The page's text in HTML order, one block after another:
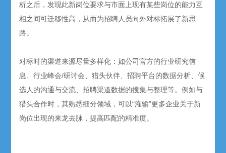
析之后，发现此新岗位要求与市面上现有某些岗位的能力互
相之间可迁移性高，从而为招聘人员向外对标拓展了新思
路。
对标时的渠道来源尽量多样化：如公司官方的行业研究信
息、行业峰会/研讨会、猎头伙伴、招聘平台的数据分析、候
选人的沟通与交流、招聘渠道数据的搜集与整理等。例如与
猎头合作时，其熟悉细分领域，可以“灌输”更多企业关于新
岗位出现的来龙去脉，提高匹配的精准度。